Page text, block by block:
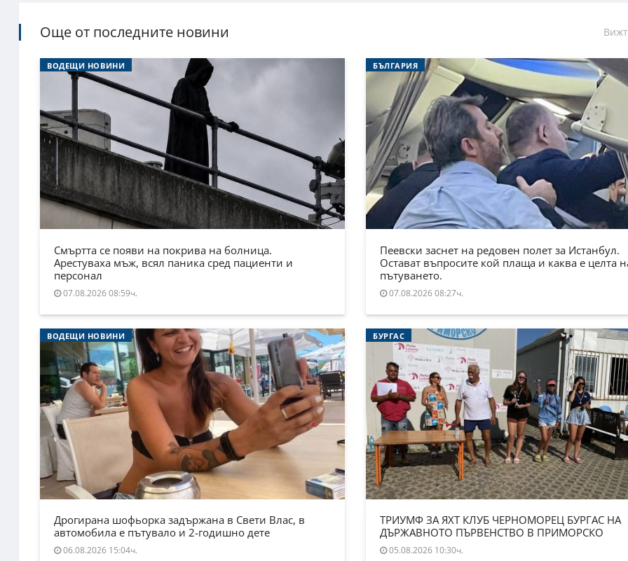
Още от последните новини
ВОДЕЩИ НОВИНИ
Смъртта се появи на покрива на болница.
Арестуваха мъж, всял паника сред пациенти и
персонал
07.08.2026 08:59ч.
БЪЛГАРИЯ
Пеевски заснет на редовен полет за Истанбул.
Остават въпросите кой плаща и каква е целта
пътуването.
07.08.2026 08:27ч.
ВОДЕЩИ НОВИНИ
Дрогирана шофьорка задържана в Свети Влас, в
автомобила е пътувало и 2-годишно дете
06.08.2026 15:04ч.
БУРГАС
ТРИУМФ ЗА ЯХТ КЛУБ ЧЕРНОМОРЕЦ БУРГАС НА
ДЪРЖАВНОТО ПЪРВЕНСТВО В ПРИМОРСКО
05.08.2026 10:30ч.